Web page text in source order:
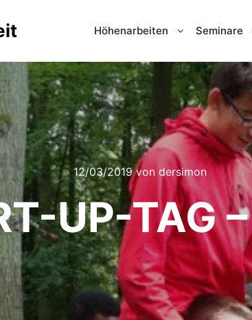
Höhenarbeiten Seminare
12/03/2019von dersimon
UP-TAG –